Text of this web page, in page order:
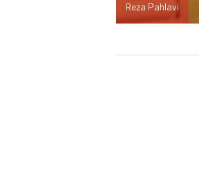
Reza Pahlavi